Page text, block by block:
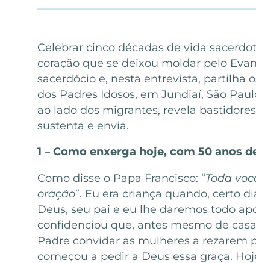
Celebrar cinco décadas de vida
coração que se deixou moldar pelo
sacerdócio e, nesta entrevista, partilha
dos Padres Idosos, em Jundiaí, São
ao lado dos migrantes, revela
sustenta e envia.
1 – Como enxerga hoje, com 50 anos
Como disse o Papa Francisco: “Toda
oração”. Eu era criança quando, certo
Deus, seu pai e eu lhe daremos todo
confidenciou que, antes mesmo de
Padre convidar as mulheres a rezarem
começou a pedir a Deus essa graça.